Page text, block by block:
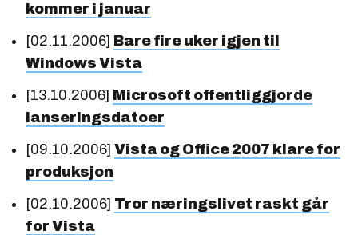
kommer i januar
[02.11.2006] Bare fire uker igjen til
Windows Vista
[13.10.2006] Microsoft offentliggjorde
lanseringsdatoer
[09.10.2006] Vista og Office 2007 klare for
produksjon
[02.10.2006] Tror næringslivet raskt går
for Vista